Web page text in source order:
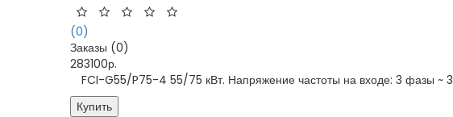
(0)
Заказы (0)
283100р.
FCI-G55/P75-4 55/75 кВт. Напряжение частоты на входе: 3 фазы
Купить